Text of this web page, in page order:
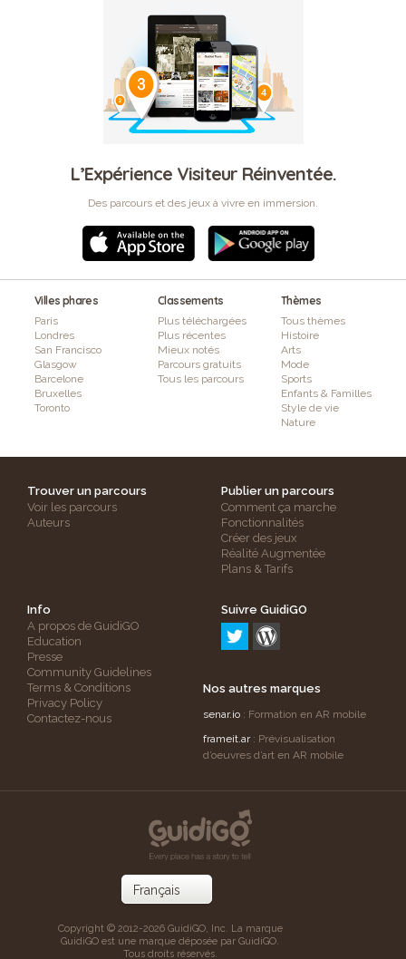
L’Expérience Visiteur Réinventée.
Des parcours et des jeux à vivre en immersion.
Villes phares
Paris
Londres
San Francisco
Glasgow
Barcelone
Bruxelles
Toronto
Classements
Plus téléchargées
Plus récentes
Mieux notés
Parcours gratuits
Tous les parcours
Thèmes
Tous thèmes
Histoire
Arts
Mode
Sports
Enfants & Familles
Style de vie
Nature
Trouver un parcours
Voir les parcours
Auteurs
Publier un parcours
Comment ça marche
Fonctionnalités
Créer des jeux
Réalité Augmentée
Plans & Tarifs
Info
A propos de GuidiGO
Education
Presse
Community Guidelines
Terms & Conditions
Privacy Policy
Contactez-nous
Suivre GuidiGO
Nos autres marques
senar.io : Formation en AR mobile
frameit.ar: Prévisualisation
d’oeuvres d’art en AR mobile
Copyright © 2012-2026 GuidiGO, Inc. La marque
GuidiGO est une marque déposée par GuidiGO.
Tous droits réservés.